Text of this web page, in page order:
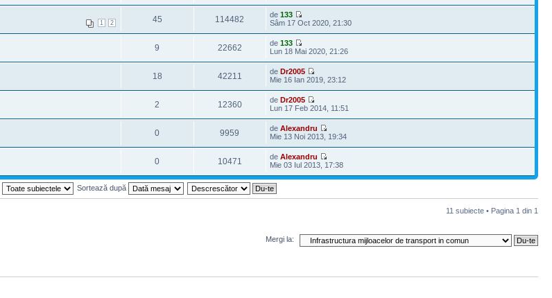
1 2 45 114482 de133
Sâm 17 Oct 2020, 21:30
9 22662 de133
Lun 18 Mai 2020, 21:26
18 42211 deDr2005
Mie 16 Ian 2019, 23:12
2 12360 deDr2005
Lun 17 Feb 2014, 11:51
0 9959 deAlexandru
Mie 13 Noi 2013, 19:34
0 10471 deAlexandru
Mie 03 Iul 2013, 17:38
Sortează după
11 subiecte • Pagina 1 din 1
Mergi la: